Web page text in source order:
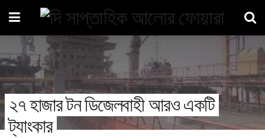
২৭ হাজার টন ডিজেলবাহী আরও একটি
ট্যাংকার